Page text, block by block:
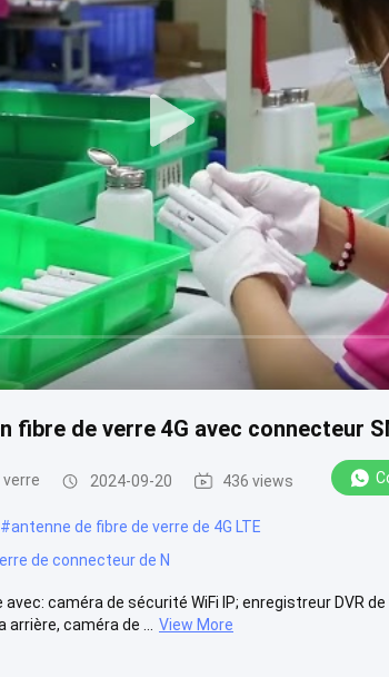
fibre de verre 4G avec connecteur
2024-09-20 436 views
#antenne de fibre de verre de 4G LTE
de connecteur de N
caméra de sécurité WiFi IP; enregistreur DVR
caméra de ...
View More